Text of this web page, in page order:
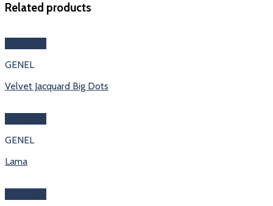
Related products
GENEL
Velvet Jacquard Big Dots
GENEL
Lama